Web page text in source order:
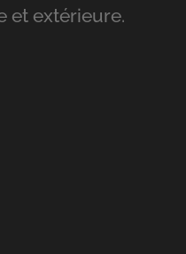
et extérieure.